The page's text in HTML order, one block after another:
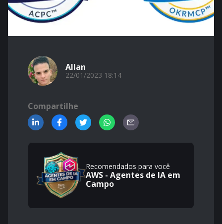
Allan
22/01/2023 18:14
Compartilhe
Recomendados para você
AWS - Agentes de IA em
Campo